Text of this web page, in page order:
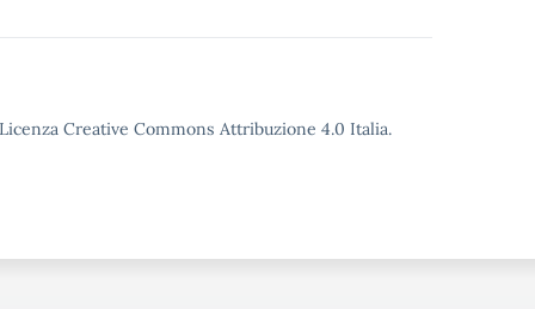
Creative Commons Attribuzione 4.0 Italia.